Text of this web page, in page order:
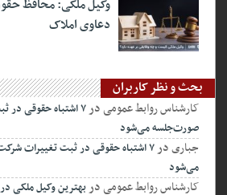
وکیل ملکی: محافظ
دعاوی املاک
بحث و نظر کاربران
کارشناس روابط عمومیدر ۷ اشتباه حقوقی در
صورت‌جلسه می‌شود
جباریدر ۷ اشتباه حقوقی در ثبت تغییرات
می‌شود
کارشناس روابط عمومیدربهترین وکیل ملکی در